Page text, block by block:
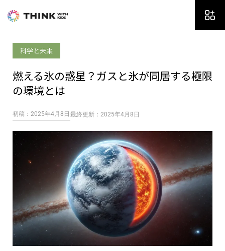
科学と未来
燃える氷の惑星？ガスと氷が同居する極限
の環境とは
初稿：2025年4月8日 最終更新：2025年4月8日